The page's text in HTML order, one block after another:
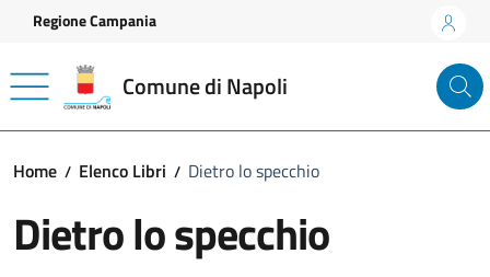
Vai ai contenuti
Vai al footer
Regione Campania
Comune di Napoli
Home Elenco Libri Dietro lo specchio
Dietro lo specchio